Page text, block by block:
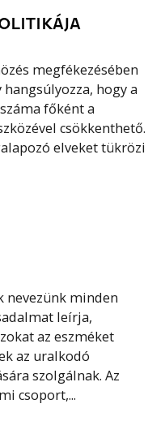
megfékezésében
hogy a
főként a
csökkenthető.
elveket tükrözi
nevezünk minden
leírja,
az eszméket
az uralkodó
szolgálnak. Az
csoport,...